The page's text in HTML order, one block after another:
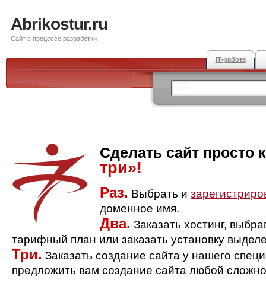
Abrikostur.ru
Сайт в процессе разработки
IT-работа
Сделать сайт просто
три»!
Раз. Выбрать и
доменное имя.
Два. Заказать хостинг,
тарифный план или заказать установку
Три. Заказать создание сайта у нашего
предложить вам создание сайта любой